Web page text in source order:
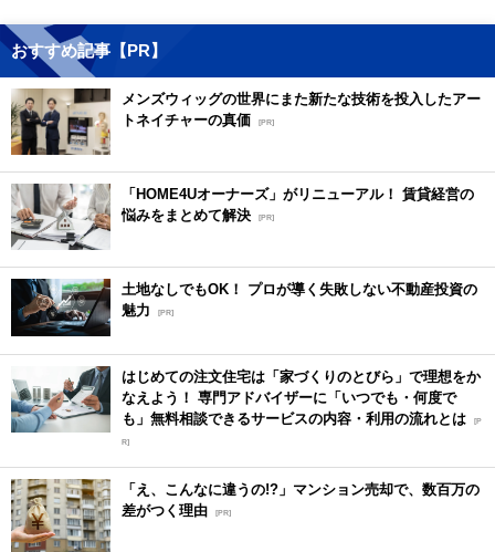
おすすめ記事【PR】
メンズウィッグの世界にまた新たな技術を投入したアー
トネイチャーの真価 [PR]
「HOME4Uオーナーズ」がリニューアル！ 賃貸経営の
悩みをまとめて解決 [PR]
土地なしでもOK！ プロが導く失敗しない不動産投資の
魅力
[PR]
はじめての注文住宅は「家づくりのとびら」で理想をか
なえよう！ 専門アドバイザーに「いつでも・何度で
も」無料相談できるサービスの内容・利用の流れとは [P
R]
「え、こんなに違うの!?」マンション売却で、数百万の
差がつく理由 [PR]